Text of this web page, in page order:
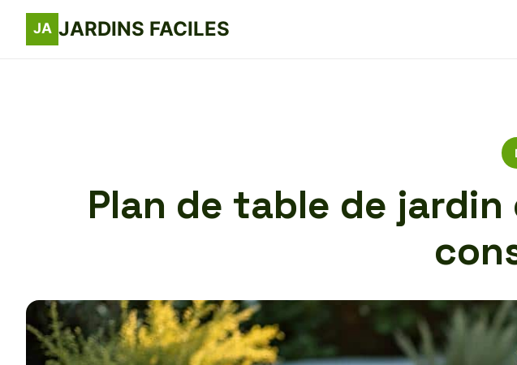
JARDINS FACILES
Plan de table de